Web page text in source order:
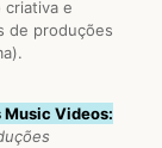
criativa e
de produções
Music Videos: